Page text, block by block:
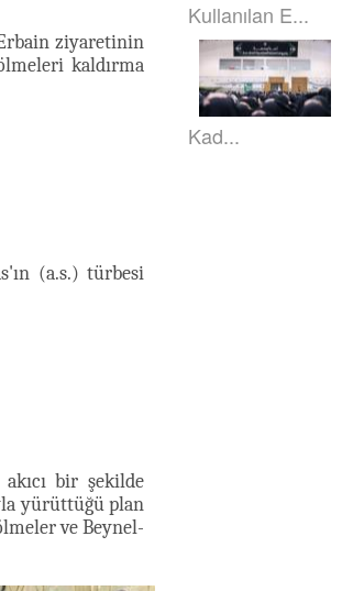
ziyaretinin
kaldırma
(a.s.) türbesi
bir şekilde
yürüttüğü plan
ve Beynel-
Kullanılan E...
Kad...